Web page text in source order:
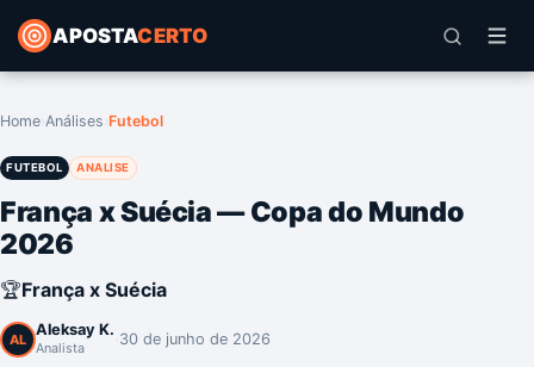
APOSTACERTO
Home Análises Futebol
FUTEBOL ANALISE
França x Suécia — Copa do Mundo
2026
🏆França x Suécia
AL
Aleksay K.
Analista 30 de junho de 2026